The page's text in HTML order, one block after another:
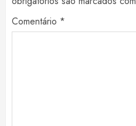
Comentário *